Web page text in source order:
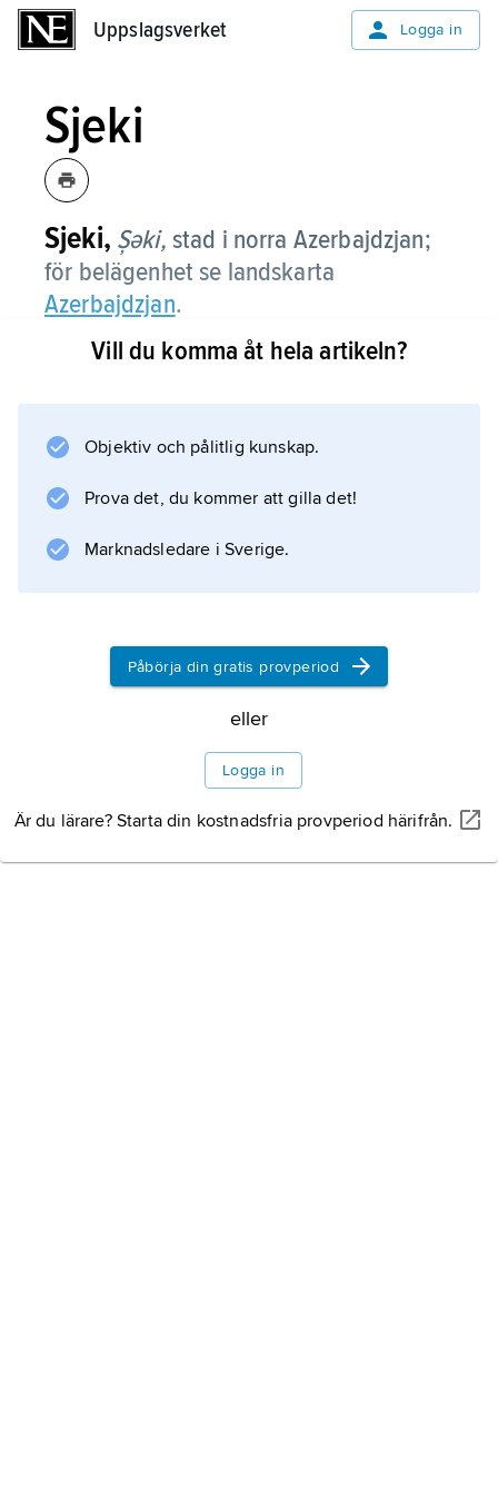
Uppslagsverket Logga in
Sjeki
Sjeki, Șəki, stad i norra Azerbajdzjan;
för belägenhet se landskarta
Azerbajdzjan.
Information om artikeln
Vill du komma åt hela artikeln?
Objektiv och pålitlig kunskap.
Prova det, du kommer att gilla det!
Marknadsledare i Sverige.
Påbörja din gratis provperiod
eller
Logga in
Är du lärare? Starta din kostnadsfria provperiod härifrån.